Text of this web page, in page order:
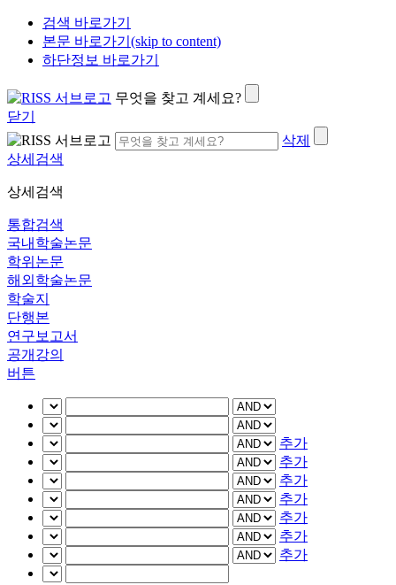
검색 바로가기
본문 바로가기(skip to content)
하단정보 바로가기
무엇을 찾고 계세요?
닫기
삭제
상세검색
상세검색
통합검색
국내학술논문
학위논문
해외학술논문
학술지
단행본
연구보고서
공개강의
버튼
추가
추가
추가
추가
추가
추가
추가